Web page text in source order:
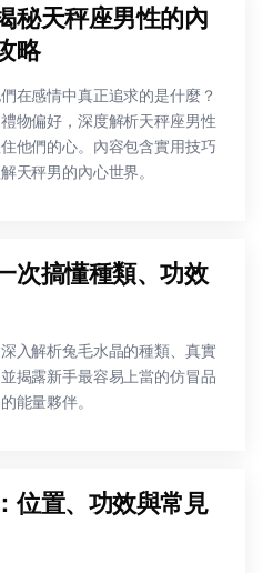
秘天秤座男性的內
略
在感情中真正追求的是什麼？
物偏好，深度解析天秤座男性
他們的心。內容包含實用技巧
天秤男的內心世界。
次搞懂種類、功效
入解析兔毛水晶的種類、真實
揭露新手最容易上當的仿冒品
能量夥伴。
位置、功效與常見